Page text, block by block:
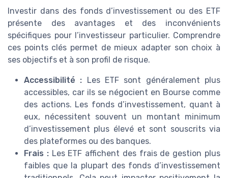
Investir dans des fonds d’investissement ou des ETF
présente des avantages et des inconvénients
spécifiques pour l’investisseur particulier. Comprendre
ces points clés permet de mieux adapter son choix à
ses objectifs et à son profil de risque.
Accessibilité : Les ETF sont généralement plus
accessibles, car ils se négocient en Bourse comme
des actions. Les fonds d’investissement, quant à
eux, nécessitent souvent un montant minimum
d’investissement plus élevé et sont souscrits via
des plateformes ou des banques.
Frais :Les ETF affichent des frais de gestion plus
faibles que la plupart des fonds d’investissement